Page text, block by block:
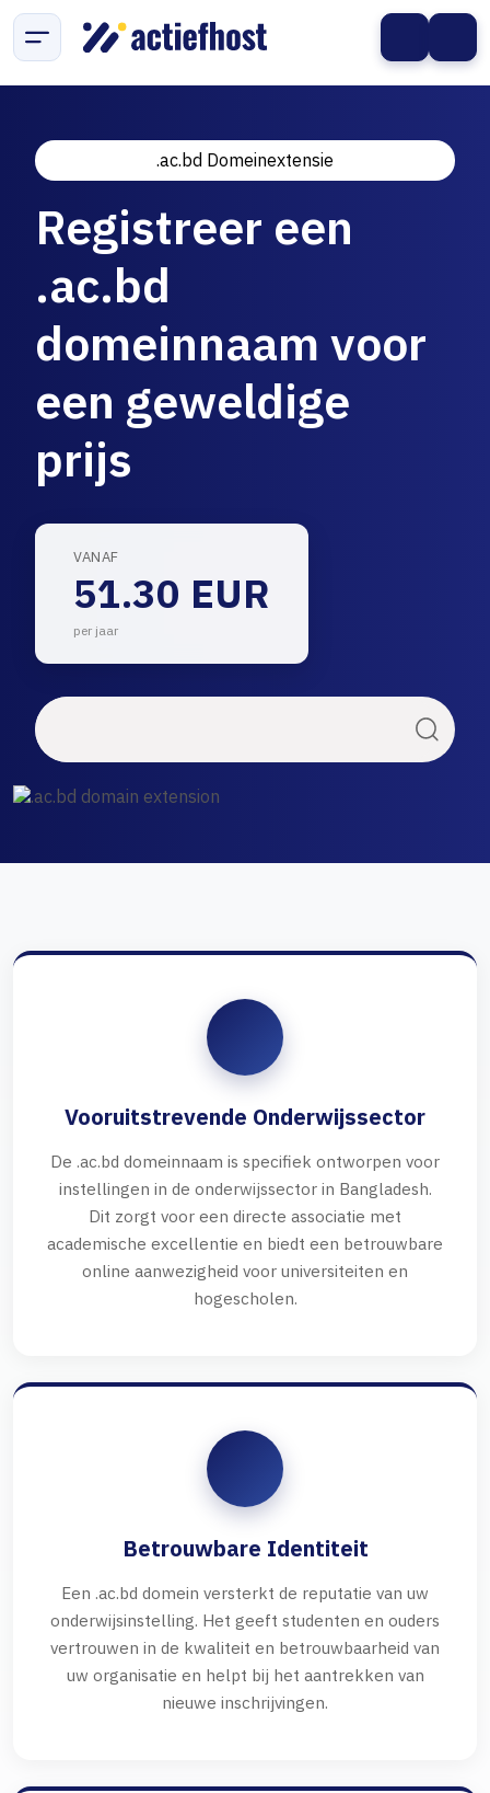
.ac.bd Domeinextensie
Registreer een
.ac.bd
domeinnaam voor
een geweldige
prijs
VANAF
51.30 EUR
per jaar
Vooruitstrevende Onderwijssector
De .ac.bd domeinnaam is specifiek ontworpen voor
instellingen in de onderwijssector in Bangladesh.
Dit zorgt voor een directe associatie met
academische excellentie en biedt een betrouwbare
online aanwezigheid voor universiteiten en
hogescholen.
Betrouwbare Identiteit
Een .ac.bd domein versterkt de reputatie van uw
onderwijsinstelling. Het geeft studenten en ouders
vertrouwen in de kwaliteit en betrouwbaarheid van
uw organisatie en helpt bij het aantrekken van
nieuwe inschrijvingen.